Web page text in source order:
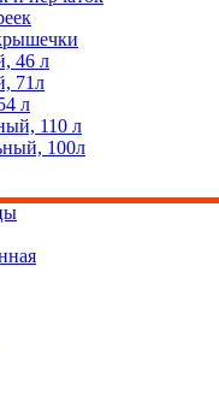
46 л
71л
л
110 л
100л